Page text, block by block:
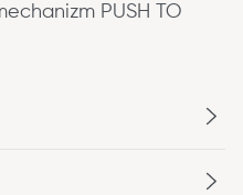
PUSH TO